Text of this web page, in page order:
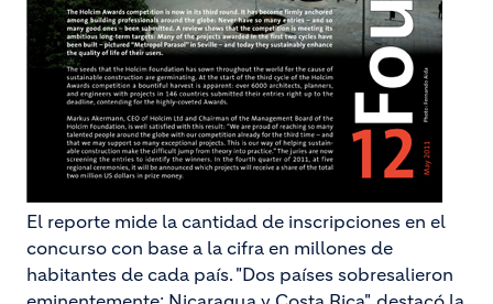
El reporte mide la cantidad de inscripciones en el
concurso con base a la cifra en millones de
habitantes de cada país. "Dos países sobresalieron